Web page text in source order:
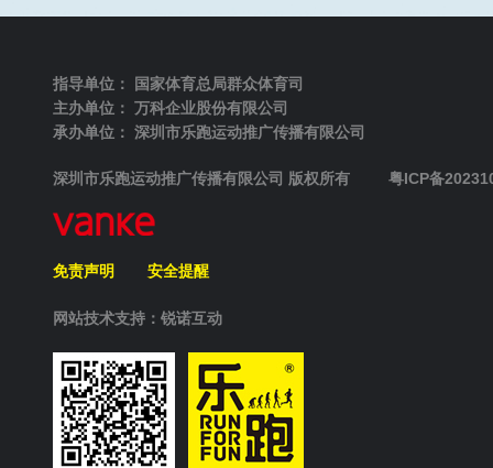
指导单位：
国家体育总局群众体育司
主办单位： 万科企业股份有限公司
承办单位： 深圳市乐跑运动推广传播有限公司
深圳市乐跑运动推广传播有限公司 版权所有 粤ICP备
免责声明 安全提醒
网站技术支持：锐诺互动